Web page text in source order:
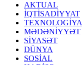
AKTUAL
İQTİSADİYYAT
TEXNOLOGİYA
MƏDƏNİYYƏT
SİYASƏT
DÜNYA
SOSİAL